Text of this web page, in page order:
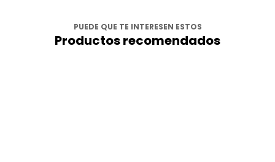
PUEDE QUE TE INTERESEN ESTOS
Productos recomendados